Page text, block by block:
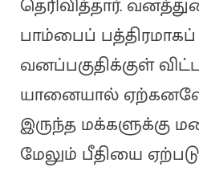
தெரிவித்தார்.
பாம்பைப் பத்திரமாகப்
வனப்பகுதிக்குள்
யானையால்
இருந்த மக்களுக்கு
மேலும் பீதியை